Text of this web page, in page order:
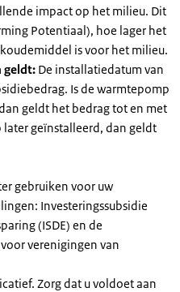
impact op het milieu. Dit
Potentiaal), hoe lager het
is voor het milieu.
geldt: De installatiedatum van
Is de warmtepomp
geldt het bedrag tot en met
geïnstalleerd, dan geldt
gebruiken voor uw
Investeringssubsidie
(ISDE) en de
verenigingen van
Zorg dat u voldoet aan